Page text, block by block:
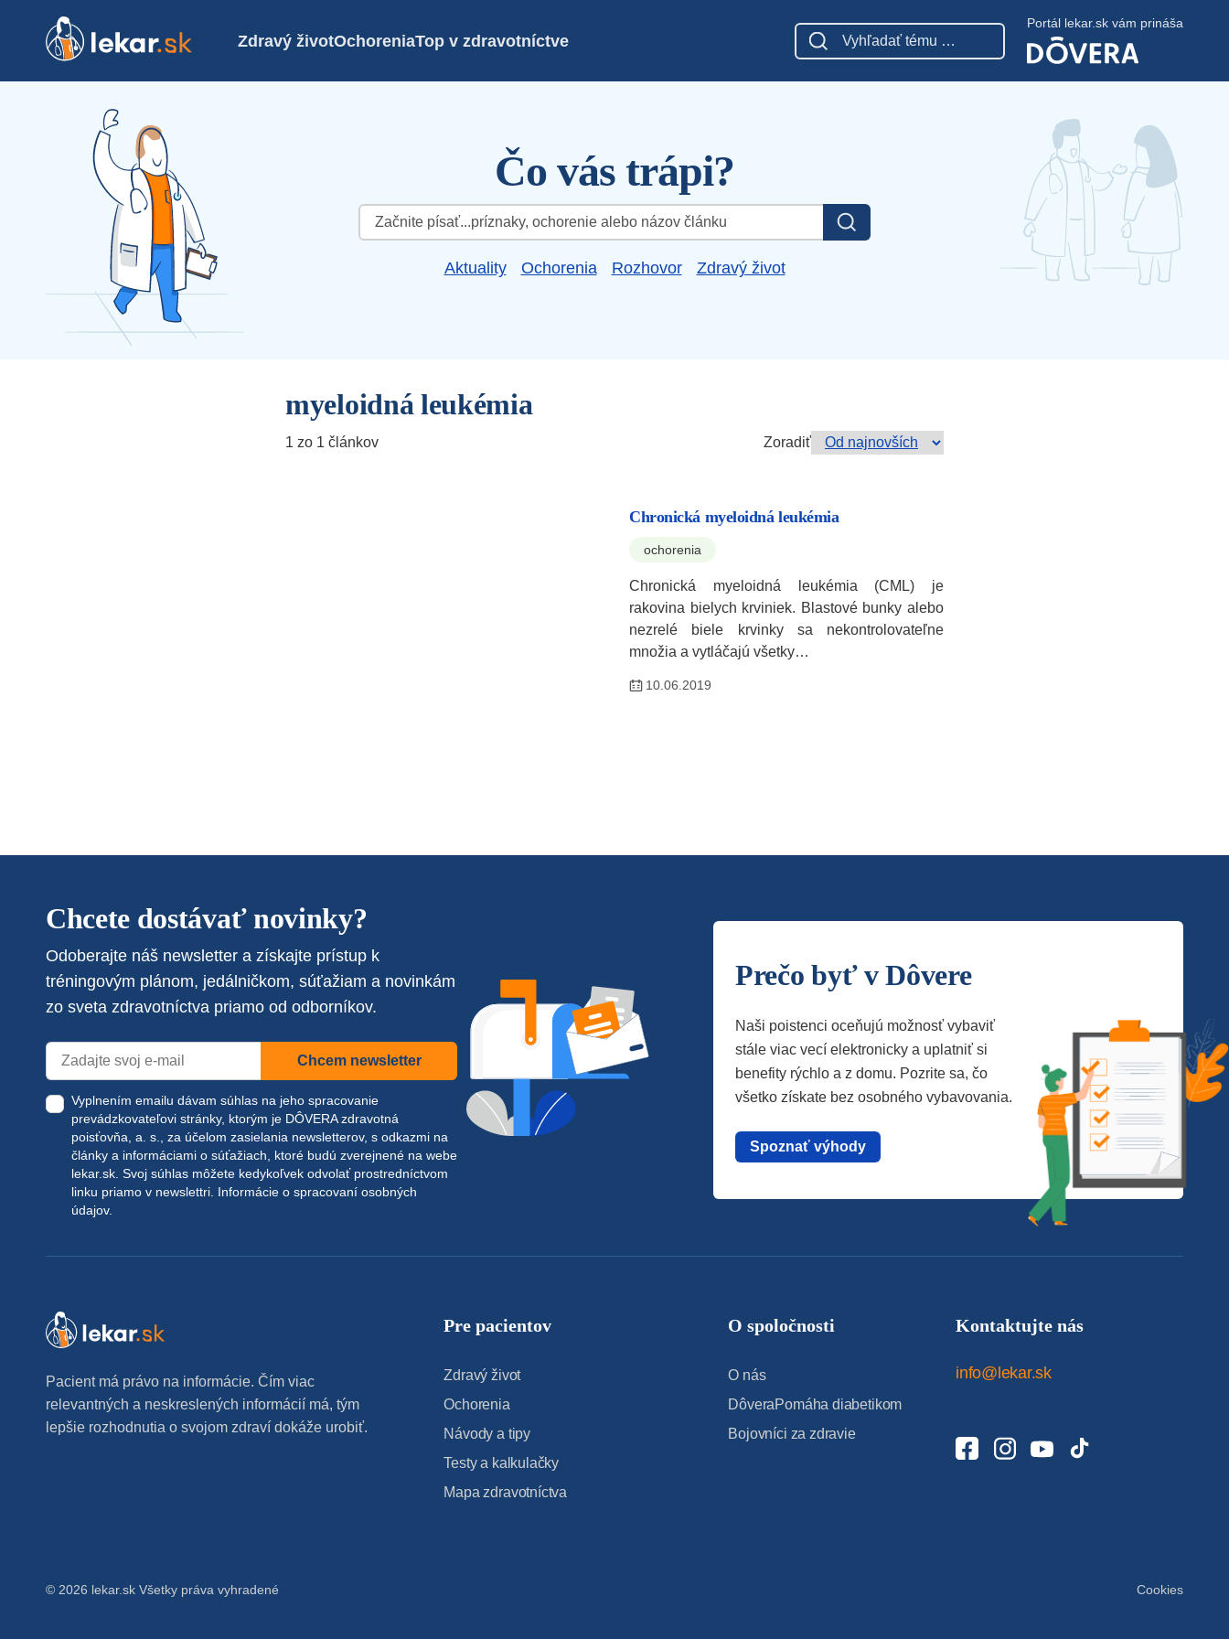
Zdravý životOchoreniaTop v zdravotníctve
Portál lekar.sk vám prináša
Čo vás trápi?
Hľadať:
Aktuality Ochorenia Rozhovor Zdravý život
myeloidná leukémia
1 zo 1 článkov Zoradiť
Chronická myeloidná leukémia
ochorenia
Chronická myeloidná leukémia (CML) je
rakovina bielych krviniek. Blastové bunky alebo
nezrelé biele krvinky sa nekontrolovateľne
množia a vytláčajú všetky…
10.06.2019
Chcete dostávať novinky?
Odoberajte náš newsletter a získajte prístup k
tréningovým plánom, jedálničkom, súťažiam a novinkám
zo sveta zdravotníctva priamo od odborníkov.
Chcem newsletter
Vyplnením emailu dávam súhlas na jeho spracovanie
prevádzkovateľovi stránky, ktorým je DÔVERA zdravotná
poisťovňa, a. s., za účelom zasielania newsletterov, s odkazmi na
články a informáciami o súťažiach, ktoré budú zverejnené na webe
lekar.sk . Svoj súhlas môžete kedykoľvek odvolať prostredníctvom
linku priamo v newslettri. Informácie o spracovaní osobných
údajov.
Prečo byť v Dôvere
Naši poistenci oceňujú možnosť vybaviť
stále viac vecí elektronicky a uplatniť si
benefity rýchlo a z domu. Pozrite sa, čo
všetko získate bez osobného vybavovania.
Spoznať výhody
Pacient má právo na informácie. Čím viac
relevantných a neskreslených informácií má, tým
lepšie rozhodnutia o svojom zdraví dokáže urobiť.
Pre pacientov
Zdravý život
Ochorenia
Návody a tipy
Testy a kalkulačky
Mapa zdravotníctva
O spoločnosti
O nás
DôveraPomáha diabetikom
Bojovníci za zdravie
Kontaktujte nás
info@lekar.sk
© 2026 lekar.sk Všetky práva vyhradené Cookies